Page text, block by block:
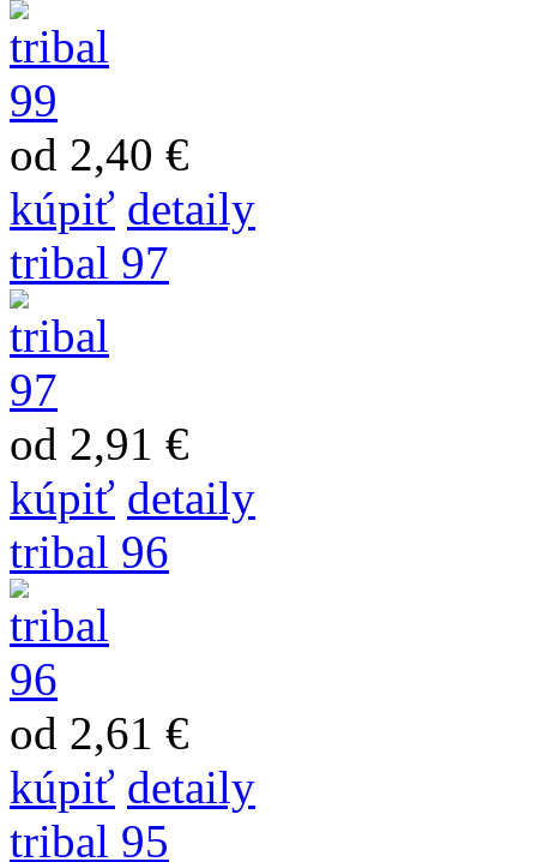
od 2,40 €
kúpiť detaily
tribal 97
od 2,91 €
kúpiť detaily
tribal 96
od 2,61 €
kúpiť detaily
tribal 95